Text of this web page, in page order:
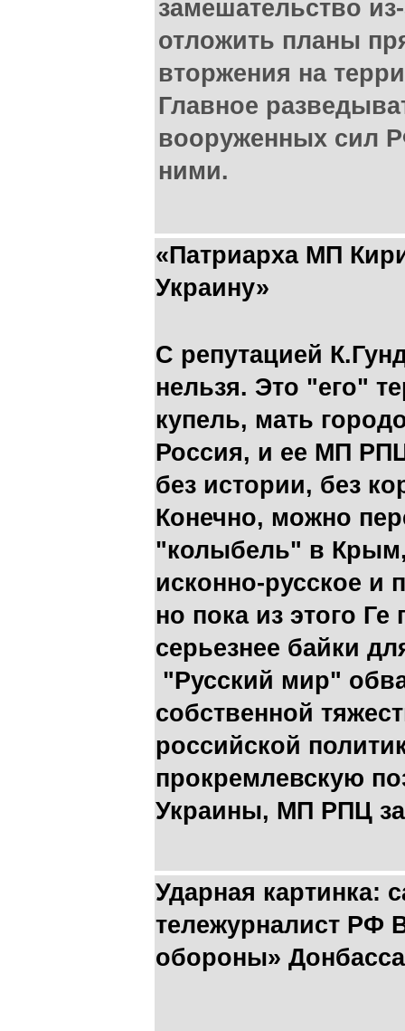
замешательство
отложить планы
вторжения на
Главное
вооруженных сил
ними.
«Патриарха МП
Украину»
С репутацией
нельзя. Это "его"
купель, мать
Россия, и ее МП
без истории, без
Конечно, можно
"колыбель" в Крым,
исконно-русское и
но пока из этого Ге
серьезнее байки
"Русский мир"
собственной
российской
прокремлевскую
Украины, МП РПЦ
Ударная картинка:
тележурналист РФ
обороны»